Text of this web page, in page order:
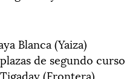
Blanca (Yaiza)
de segundo curso
(Frontera)